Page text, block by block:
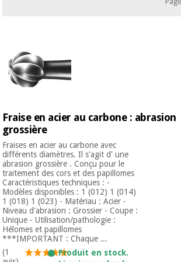
Outlet
Académie
Tech
Fisaude
traditionnelle
chinoise
Armoires
thérapeutiques
Matériel de
protection
essentiel
pour les
coronavirus
Aérobic,
fitness
Offres
Outlet
Académie
Tech
Fisaude
équipement
médical
traditionnelle
chinoise
Mobilier
clinique
Armoires
thérapeutiques
Page
Fraise en acier au carbone : abrasion
grossière
Fraises en acier au carbone avec
différents diamètres. Il s'agit d' une
abrasion grossière . Conçu pour le
traitement des cors et des papillomes
Caractéristiques techniques : -
Modèles disponibles : 1 (012) 1 (014)
1 (018) 1 (023) - Matériau : Acier -
Niveau d'abrasion : Grossier - Coupe :
Unique - Utilisation/pathologie :
Hélomes et papillomes
***IMPORTANT : Chaque ...
(1
Produit en stock.